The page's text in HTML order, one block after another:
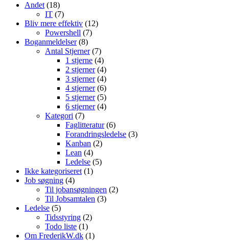
Andet (18)
IT (7)
Bliv mere effektiv (12)
Powershell (7)
Boganmeldelser(8)
Antal Stjerner(7)
1 stjerne (4)
2 stjerner(4)
3 stjerner(4)
4 stjerner(6)
5 stjerner(5)
6 stjerner(4)
Kategori (7)
Faglitteratur(6)
Forandringsledelse (3)
Kanban (2)
Lean (4)
Ledelse (5)
Ikke kategoriseret (1)
Job søgning (4)
Til jobansøgningen (2)
Til Jobsamtalen (3)
Ledelse (5)
Tidsstyring (2)
Todo liste (1)
Om FrederikW.dk (1)